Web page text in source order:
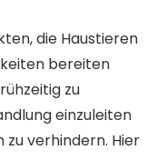
die Haustieren
bereiten
zu
einzuleiten
zu verhindern. Hier